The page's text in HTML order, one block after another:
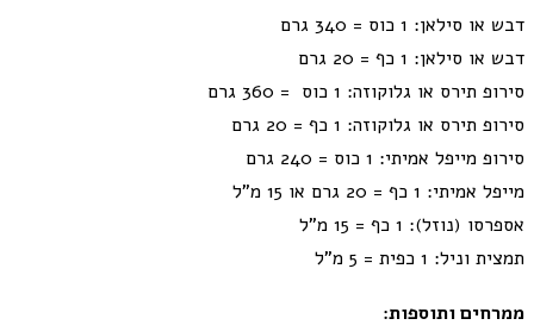
דבש או סילאן: 1 כוס = 340 גרם
דבש או סילאן: 1 כף = 20 גרם
סירופ תירס או גלוקוזה: 1 כוס = 360 גרם
סירופ תירס או גלוקוזה: 1 כף = 20 גרם
סירופ מייפל אמיתי: 1 כוס = 240 גרם
מייפל אמיתי: 1 כף = 20 גרם או 15 מ"ל
אספרסו (נוזל): 1 כף = 15 מ"ל
תמצית וניל: 1 כפית = 5 מ"ל
ממרחים ותוספות: